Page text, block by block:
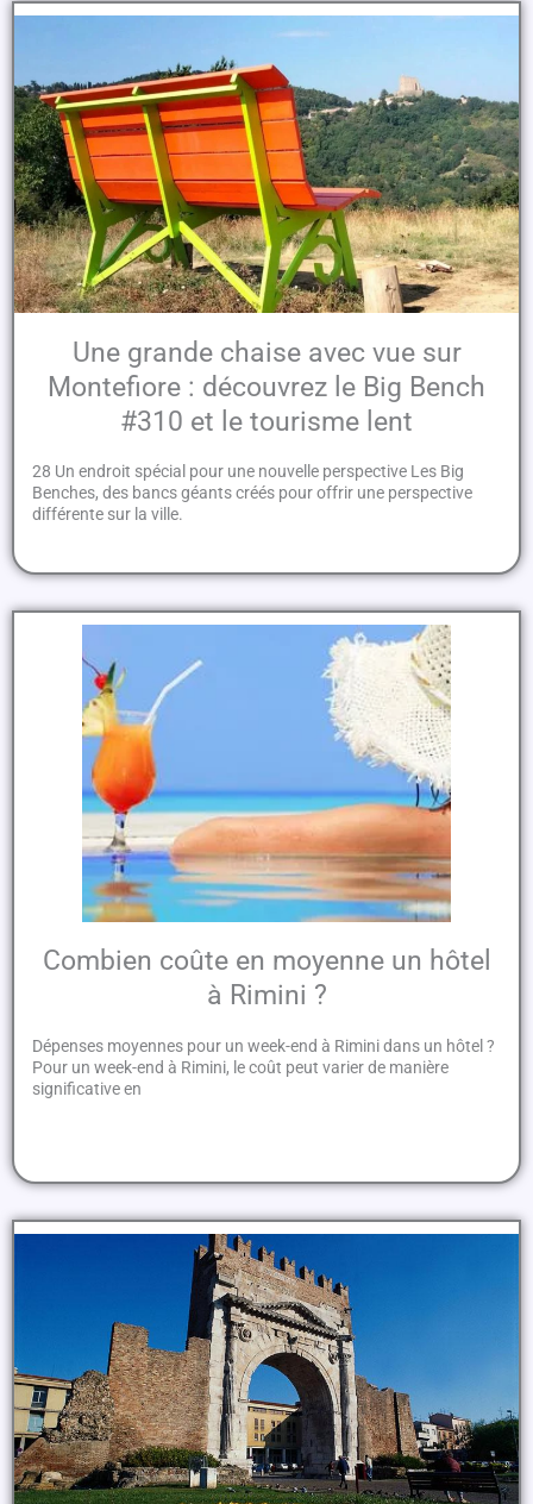
Une grande chaise avec vue sur
Montefiore : découvrez le Big Bench
#310 et le tourisme lent
28 Un endroit spécial pour une nouvelle perspective Les Big
Benches, des bancs géants créés pour offrir une perspective
différente sur la ville.
Combien coûte en moyenne un hôtel
à Rimini ?
Dépenses moyennes pour un week-end à Rimini dans un hôtel ?
Pour un week-end à Rimini, le coût peut varier de manière
significative en